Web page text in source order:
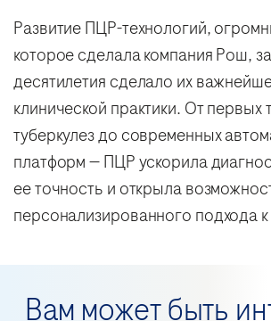
Развитие ПЦР-технологий,
которое сделала компания Рош,
десятилетия сделало их
клинической практики. От первых
туберкулез до современных
платформ — ПЦР ускорила
ее точность и открыла
персонализированного подхода
Вам может быть